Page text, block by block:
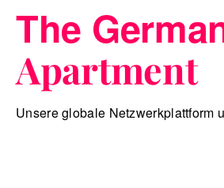
The
Apartment
Unsere globale Netzwerkplattform